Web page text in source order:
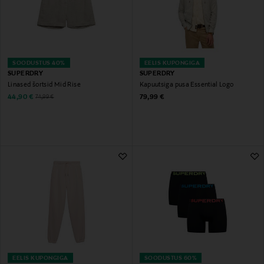
SOODUSTUS 40%
SUPERDRY
Linased šortsid Mid Rise
Discounted Price
44,90 € Original Price
74,99 €
EELIS KUPONGIGA
SUPERDRY
Kapuutsiga pusa Essential Logo
Original Price
79,99 €
EELIS KUPONGIGA SOODUSTUS 60%